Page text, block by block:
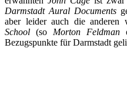
Darmstadt Aural Documents
aber leider auch die anderen
School (so Morton Feldman
Bezugspunkte für Darmstadt